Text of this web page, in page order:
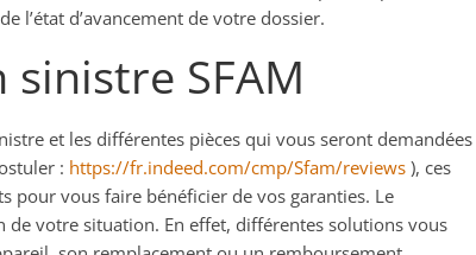
l’état d’avancement de votre dossier.
sinistre SFAM
et les différentes pièces qui vous seront demandées
: https://fr.indeed.com/cmp/Sfam/reviews ), ces
pour vous faire bénéficier de vos garanties. Le
votre situation. En effet, différentes solutions vous